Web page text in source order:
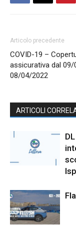
Articolo precedente
COVID-19 –
assicurativa dal 09/
08/04/2022
ARTICOLI